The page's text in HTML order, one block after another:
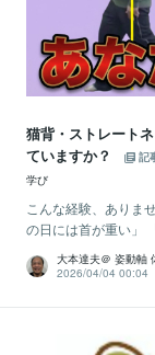
猫背・ストレート
ていますか？
記
学び
こんな経験、ありま
の日には首が重い」
大本達夫＠ 姿動軸
2026/04/04 00:04